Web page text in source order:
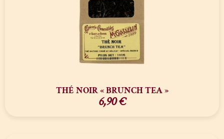
THÉ NOIR « BRUNCH TEA »
6,90€